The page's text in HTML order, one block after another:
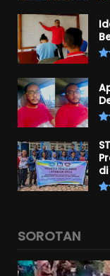
SOROTAN